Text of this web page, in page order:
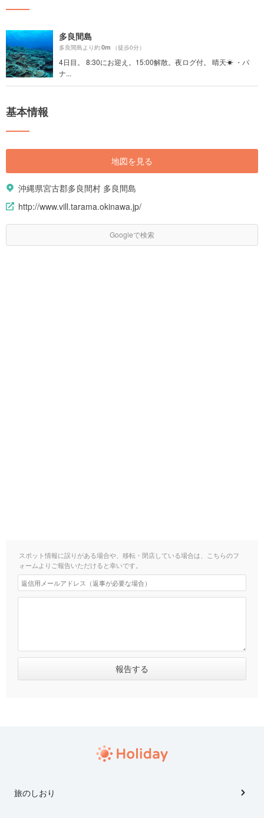
多良間島
多良間島より約0m （徒歩0分）
4日目。 8:30にお迎え。15:00解散。夜ログ付。 晴天☀︎ ・パ
ナ...
基本情報
地図を見る
沖縄県宮古郡多良間村 多良間島
http://www.vill.tarama.okinawa.jp/
Googleで検索
スポット情報に誤りがある場合や、移転・閉店している場合は、こちらのフ
ォームよりご報告いただけると幸いです。
旅のしおり